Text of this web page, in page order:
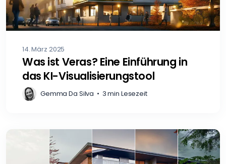
14. März 2025
Was ist Veras? Eine Einführung in
das KI-Visualisierungstool
Gemma Da Silva • 3 min Lesezeit